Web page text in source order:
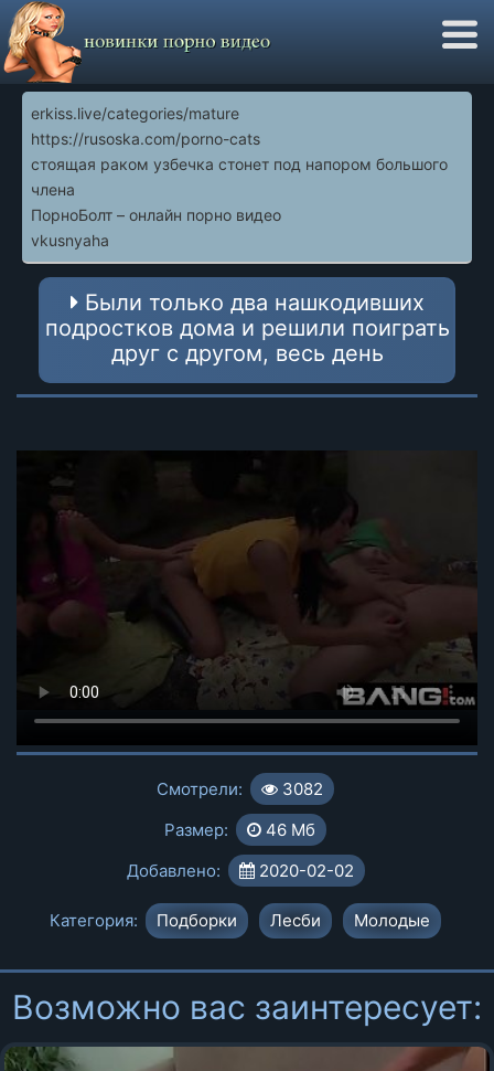
erkiss.live/categories/mature
https://rusoska.com/porno-cats
стоящая раком узбечка стонет под напором большого
члена
ПорноБолт – онлайн порно видео
vkusnyaha
Были только два нашкодивших
подростков дома и решили поиграть
друг с другом, весь день
Смотрели:
3082
Размер:
46 Мб
Добавлено:
2020-02-02
Категория: Подборки Лесби Молодые
Возможно вас заинтересует: